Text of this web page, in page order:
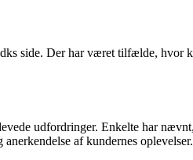
side. Der har været tilfælde, hvor
udfordringer. Enkelte har
af kundernes oplevelser.